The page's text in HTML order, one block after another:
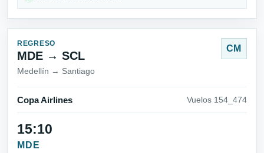
REGRESO
MDE → SCL
Medellín → Santiago
CM
Copa Airlines Vuelos 154_474
15:10
MDE